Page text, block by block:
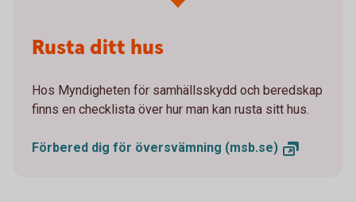
Rusta ditt hus
Hos Myndigheten för samhällsskydd och beredskap
finns en checklista över hur man kan rusta sitt hus.
Förbered dig för översvämning (msb.se)